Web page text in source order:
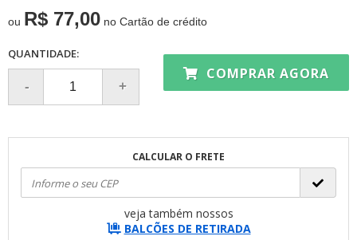
ou R$ 77,00 no Cartão de crédito
QUANTIDADE:
COMPRAR AGORA
CALCULAR O FRETE
veja também nossos
BALCÕES DE RETIRADA